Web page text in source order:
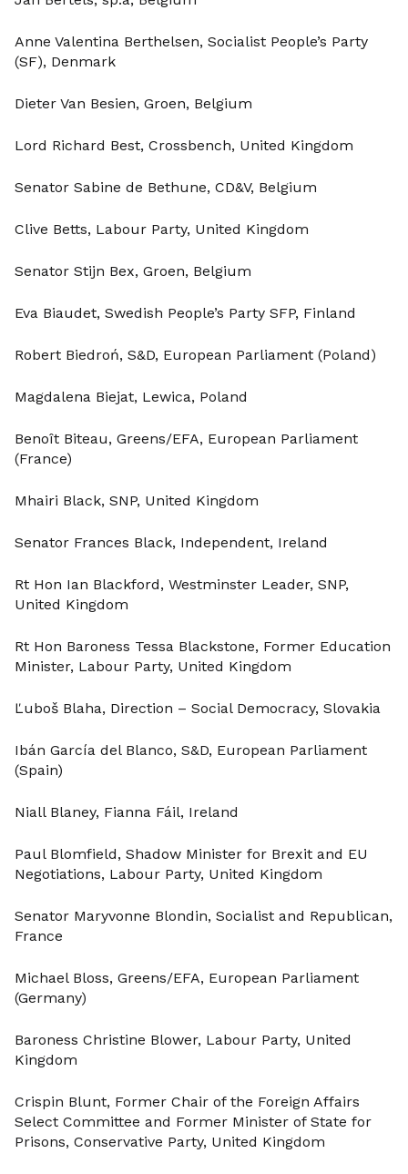
Anne Valentina Berthelsen, Socialist People’s Party
(SF), Denmark
Dieter Van Besien, Groen, Belgium
Lord Richard Best, Crossbench, United Kingdom
Senator Sabine de Bethune, CD&V, Belgium
Clive Betts, Labour Party, United Kingdom
Senator Stijn Bex, Groen, Belgium
Eva Biaudet, Swedish People’s Party SFP, Finland
Robert Biedroń, S&D, European Parliament (Poland)
Magdalena Biejat, Lewica, Poland
Benoît Biteau, Greens/EFA, European Parliament
(France)
Mhairi Black, SNP, United Kingdom
Senator Frances Black, Independent, Ireland
Rt Hon Ian Blackford, Westminster Leader, SNP,
United Kingdom
Rt Hon Baroness Tessa Blackstone, Former Education
Minister, Labour Party, United Kingdom
Ľuboš Blaha, Direction – Social Democracy, Slovakia
Ibán García del Blanco, S&D, European Parliament
(Spain)
Niall Blaney, Fianna Fáil, Ireland
Paul Blomfield, Shadow Minister for Brexit and EU
Negotiations, Labour Party, United Kingdom
Senator Maryvonne Blondin, Socialist and Republican,
France
Michael Bloss, Greens/EFA, European Parliament
(Germany)
Baroness Christine Blower, Labour Party, United
Kingdom
Crispin Blunt, Former Chair of the Foreign Affairs
Select Committee and Former Minister of State for
Prisons, Conservative Party, United Kingdom